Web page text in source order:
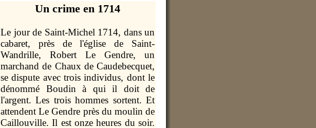
Un crime en 1714
Le jour de Saint-Michel 1714, dans un
cabaret, près de l'église de Saint-
Wandrille, Robert Le Gendre, un
marchand de Chaux de Caudebecquet,
se dispute avec trois individus, dont le
dénommé Boudin à qui il doit de
l'argent. Les trois hommes sortent. Et
attendent Le Gendre près du moulin de
Caillouville. Il est onze heures du soir.